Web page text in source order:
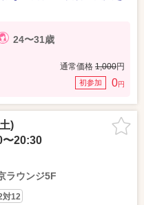
24〜31歳
通常価格 1,000円
初参加 0円
)
〜20:30
ラウンジ5F
対12